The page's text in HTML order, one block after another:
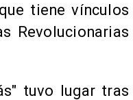
tiene vínculos
Revolucionarias
tuvo lugar tras